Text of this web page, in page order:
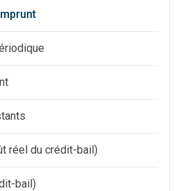
réel du crédit-bail)
bail)